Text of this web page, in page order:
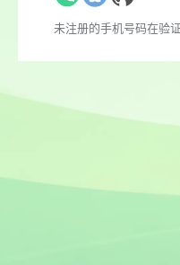
未注册的手机号码在验